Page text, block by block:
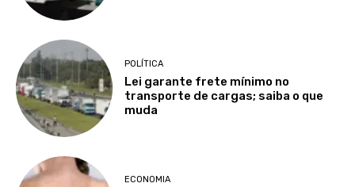
POLÍTICA
Lei garante frete mínimo no
transporte de cargas; saiba o que
muda
ECONOMIA